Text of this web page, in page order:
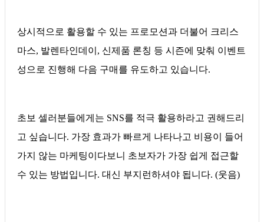
상시적으로 활용할 수 있는 프로모션과 더불어 크리스
마스, 발렌타인데이, 신제품 론칭 등 시즌에 맞춰 이벤트
성으로 진행해 다음 구매를 유도하고 있습니다.
초보 셀러분들에게는 SNS를 적극 활용하라고 권해드리
고 싶습니다. 가장 효과가 빠르게 나타나고 비용이 들어
가지 않는 마케팅이다보니 초보자가 가장 쉽게 접근할
수 있는 방법입니다. 대신 부지런하셔야 됩니다. (웃음)